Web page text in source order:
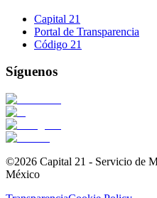
Capital 21
Portal de Transparencia
Código 21
Síguenos
©2026 Capital 21 - Servicio de
México